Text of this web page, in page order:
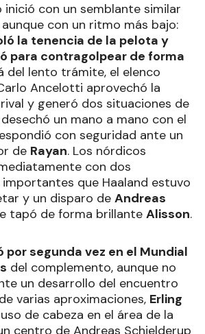
inició con un semblante similar
con un ritmo más bajo:
la tenencia de la pelota y
para contragolpear de forma
del lento trámite, el elenco
Ancelotti aprovechó la
y generó dos situaciones de
desechó un mano a mano con el
con seguridad ante un
de Rayan. Los nórdicos
con dos
que Haaland estuvo
y un disparo de Andreas
tapó de forma brillante Alisson.
por segunda vez en el Mundial
del complemento, aunque no
un desarrollo del encuentro
varias aproximaciones, Erling
de cabeza en el área de la